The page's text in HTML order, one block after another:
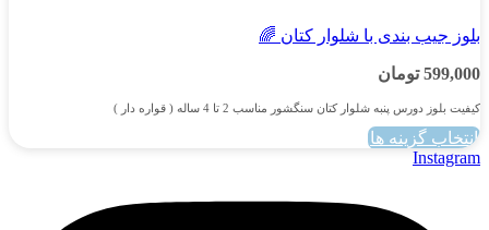
بلوز جیب بندی با شلوار کتان 🌈
599,000 تومان
کیفیت بلوز دورس پنبه شلوار کتان سنگشور مناسب 2 تا 4 ساله ( قواره دار )
انتخاب گزینه ها
این
Instagram